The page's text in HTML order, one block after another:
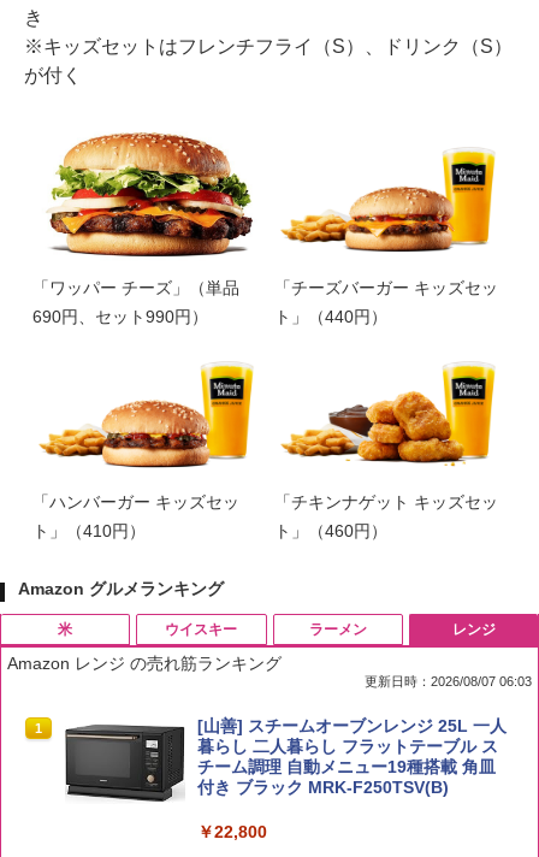
き
※キッズセットはフレンチフライ（S）、ドリンク（S）
が付く
「ワッパー チーズ」（単品
690円、セット990円）
「チーズバーガー キッズセッ
ト」（440円）
「ハンバーガー キッズセッ
ト」（410円）
「チキンナゲット キッズセッ
ト」（460円）
Amazon グルメランキング
米
1 by Amazon 国産ブレンド米 精米 5kg
￥2,650
ウイスキー
1
ブラックニッカ ニッカ Nikka ウィスキ
ー4000ml ブラックニッカクリア ウヰス
キー 【日本 アサヒ ウィスキー】 大容量
お得 4リットル
￥4,356
ラーメン
1
チキンラーメン どんぶり 85g×12個 日清
食品 インスタント カップ麺
￥1,939
レンジ
Amazon レンジ の売れ筋ランキング
更新日時：2026/08/07 06:03
1
[山善] スチームオーブンレンジ 25L 一人
暮らし 二人暮らし フラットテーブル ス
チーム調理 自動メニュー19種搭載 角皿
付き ブラック MRK-F250TSV(B)
￥22,800